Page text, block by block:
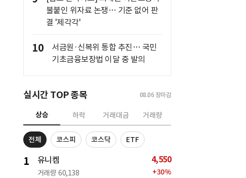
불붙인 위자료 논쟁… 기준 없어 판
결 '제각각'
10
서금원·신복위 통합 추진… 국민
기초금융보장법 이달 중 발의
실시간 TOP 종목 08.06 장마감
상승 하락 거래대금 거래량
전체 코스피 코스닥 ETF
1 유니켐
거래량 60,138
4,550
+30%